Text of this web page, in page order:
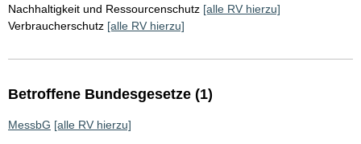
Nachhaltigkeit und Ressourcenschutz [alle RV hierzu]
Verbraucherschutz [alle RV hierzu]
Betroffene Bundesgesetze (1)
MessbG [alle RV hierzu]